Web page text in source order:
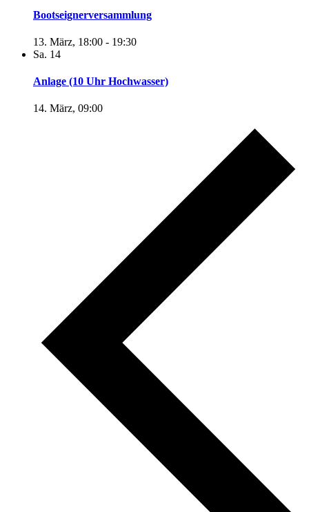
Bootseignerversammlung
13. März, 18:00 - 19:30
Sa. 14
Anlage (10 Uhr Hochwasser)
14. März, 09:00